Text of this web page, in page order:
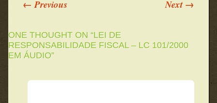
Post navigation
←Previous Next→
ONE THOUGHT ON “LEI DE
RESPONSABILIDADE FISCAL – LC 101/2000
EM ÁUDIO”